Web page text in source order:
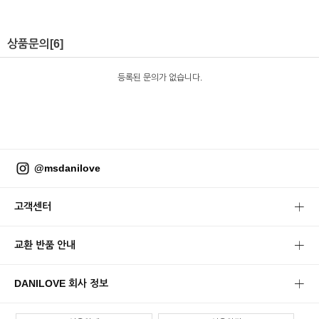
상품문의 [6]
등록된 문의가 없습니다.
@msdanilove
고객센터
교환 반품 안내
DANILOVE 회사 정보